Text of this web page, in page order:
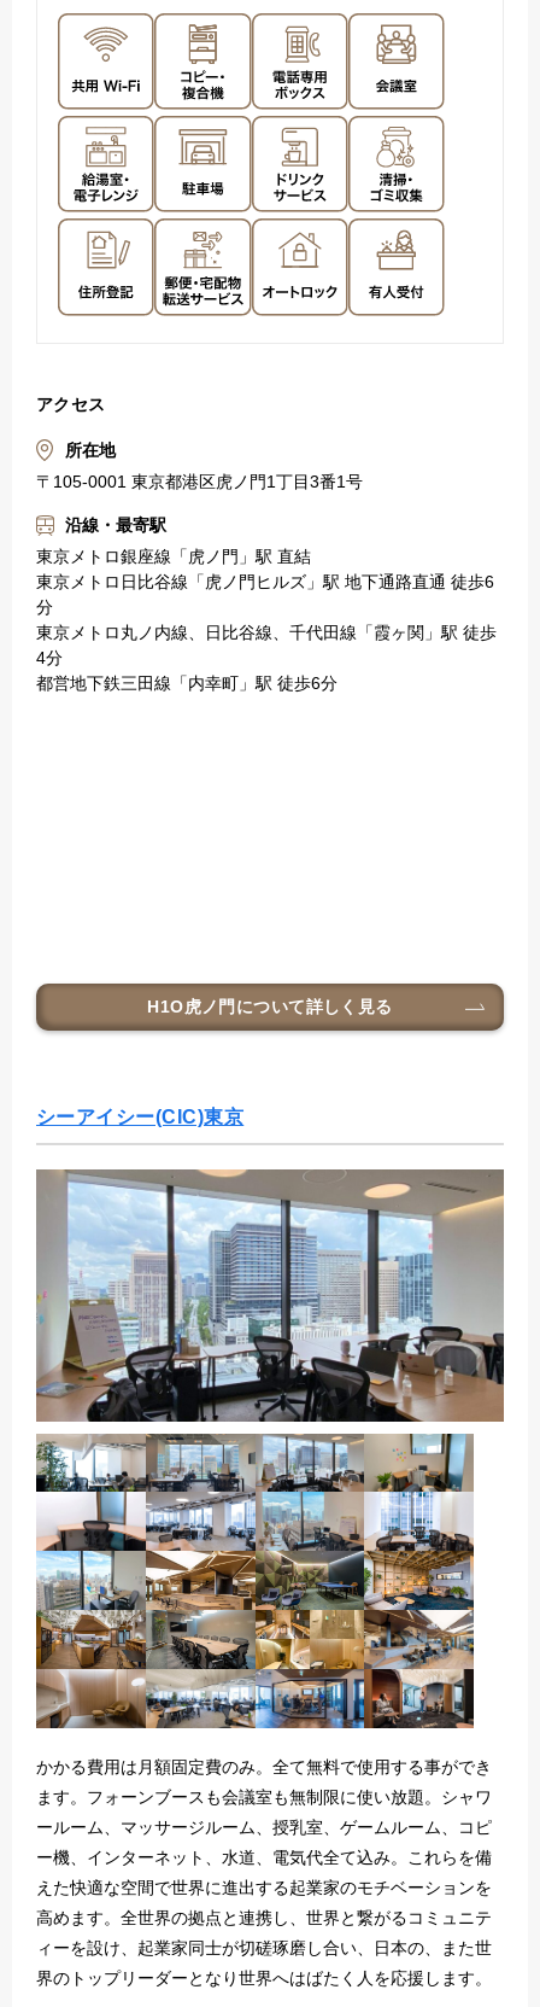
アクセス
所在地
〒105-0001 東京都港区虎ノ門1丁目3番1号
沿線・最寄駅
東京メトロ銀座線「虎ノ門」駅 直結
東京メトロ日比谷線「虎ノ門ヒルズ」駅 地下通路直通 徒歩6
分
東京メトロ丸ノ内線、日比谷線、千代田線「霞ヶ関」駅 徒歩
4分
都営地下鉄三田線「内幸町」駅 徒歩6分
H1O虎ノ門 について詳しく見る
シーアイシー(CIC)東京
かかる費用は月額固定費のみ。全て無料で使用する事ができ
ます。フォーンブースも会議室も無制限に使い放題。シャワ
ールーム、マッサージルーム、授乳室、ゲームルーム、コピ
ー機、インターネット、水道、電気代全て込み。これらを備
えた快適な空間で世界に進出する起業家のモチベーションを
高めます。全世界の拠点と連携し、世界と繋がるコミュニテ
ィーを設け、起業家同士が切磋琢磨し合い、日本の、また世
界のトップリーダーとなり世界へはばたく人を応援します。